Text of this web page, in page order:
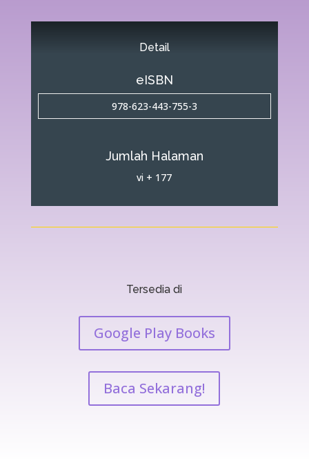
Detail
eISBN
978-623-443-755-3
Jumlah Halaman
vi + 177
Tersedia di
Google Play Books
Baca Sekarang!